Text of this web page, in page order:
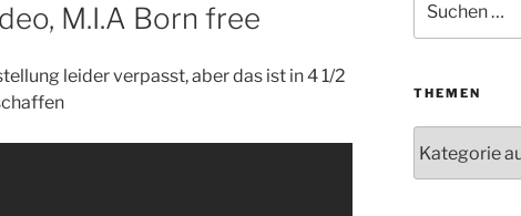
M.I.A Born free
leider verpasst, aber das ist in 4 1/2
nach:
THEMEN